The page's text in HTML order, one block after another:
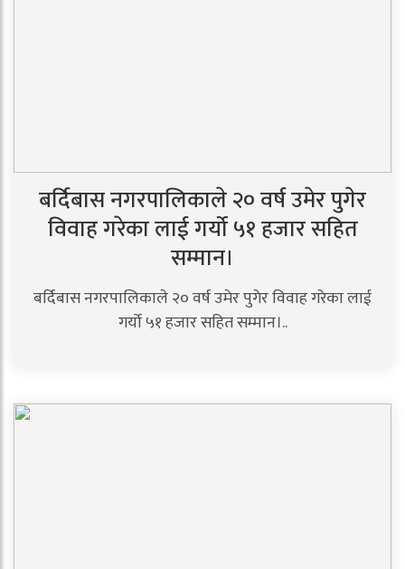
बर्दिबास नगरपालिकाले २० वर्ष उमेर पुगेर
विवाह गरेका लाई गर्यो ५१ हजार सहित
सम्मान।
बर्दिबास नगरपालिकाले २० वर्ष उमेर पुगेर विवाह गरेका लाई
गर्यो ५१ हजार सहित सम्मान।..